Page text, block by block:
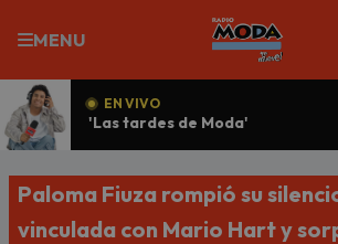
MENU
EN VIVO
'Las tardes de Moda'
Paloma Fiuza rompió su
vinculada con Mario Hart y